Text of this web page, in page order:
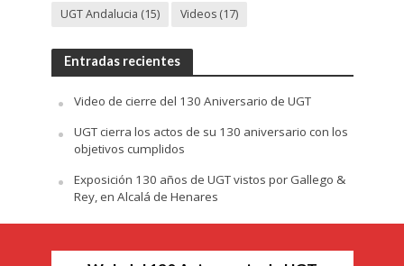
UGT Andalucia (15) Videos(17)
Entradas recientes
Video de cierre del 130 Aniversario de UGT
UGT cierra los actos de su 130 aniversario con los
objetivos cumplidos
Exposición 130 años de UGT vistos por Gallego &
Rey, en Alcalá de Henares